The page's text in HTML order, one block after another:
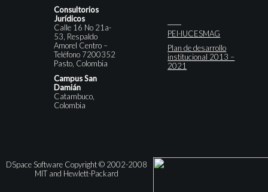
Consultorios
Jurídicos
Calle 16 No 21a-
53, Respaldo
Amorel Centro –
Teléfono 7200352
Pasto, Colombia
Campus San
Damián
Catambuco,
Colombia
PEI-IUCESMAG
Plan de desarrollo
institucional 2013 –
2021
DSpace Software Copyright © 2002-2008
MIT and Hewlett-Packard